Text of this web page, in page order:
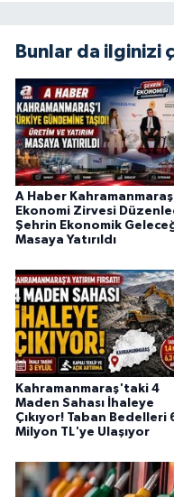
Bunlar da ilginizi
A Haber
Ekonomi Zirvesi
Şehrin Ekonomik
Masaya Yatırıldı
Kahramanmaraş'taki 4
Maden Sahası İhaleye
Çıkıyor! Taban Bedelleri
Milyon TL'ye Ulaşıyor
KİTAP
HEDEF2020
OTOMOBİL
MİZAH
TARİH
Genel
Politika
YEREL
BÖLGEDEN
BİLİM